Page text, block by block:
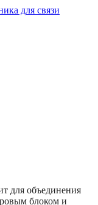
для объединения
блоком и